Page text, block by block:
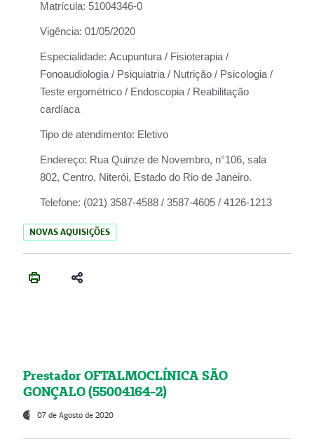
Matrícula: 51004346-0
Vigência: 01/05/2020
Especialidade: Acupuntura / Fisioterapia /
Fonoaudiologia / Psiquiatria / Nutrição / Psicologia /
Teste ergométrico / Endoscopia / Reabilitação
cardíaca
Tipo de atendimento: Eletivo
Endereço: Rua Quinze de Novembro, n°106, sala
802, Centro, Niterói, Estado do Rio de Janeiro.
Telefone: (021) 3587-4588 / 3587-4605 / 4126-1213
NOVAS AQUISIÇÕES
Prestador OFTALMOCLÍNICA SÃO
GONÇALO (55004164-2)
07 de Agosto de 2020